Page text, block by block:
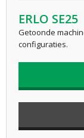
ERLO SE25
Getoonde
configuraties.